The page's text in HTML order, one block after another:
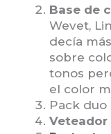
Base de
Wevet,
decía
sobre
tonos
el color
Pack duo
Veteador